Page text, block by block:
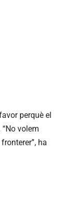
perquè el
volem
ha